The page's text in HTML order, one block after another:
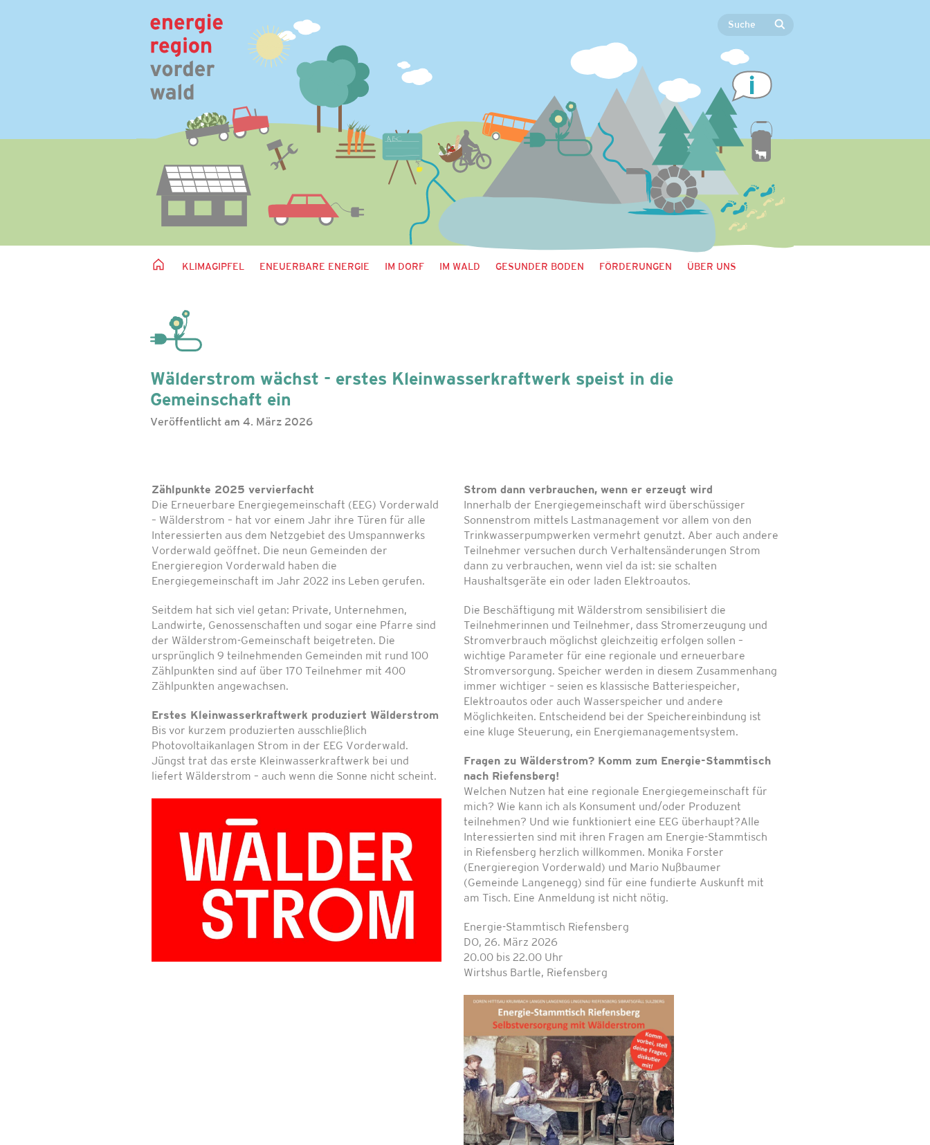
KLIMAGIPFEL ENEUERBARE ENERGIE IM DORF IM WALD GESUNDER BODEN FÖRDERUNGEN ÜBER UNS
Wälderstrom wächst - erstes Kleinwasserkraftwerk speist in die
Gemeinschaft ein
Veröffentlicht am 4. März 2026
Zählpunkte 2025 vervierfacht
Die Erneuerbare Energiegemeinschaft (EEG) Vorderwald
– Wälderstrom – hat vor einem Jahr ihre Türen für alle
Interessierten aus dem Netzgebiet des Umspannwerks
Vorderwald geöffnet. Die neun Gemeinden der
Energieregion Vorderwald haben die
Energiegemeinschaft im Jahr 2022 ins Leben gerufen.
Seitdem hat sich viel getan: Private, Unternehmen,
Landwirte, Genossenschaften und sogar eine Pfarre sind
der Wälderstrom-Gemeinschaft beigetreten. Die
ursprünglich 9 teilnehmenden Gemeinden mit rund 100
Zählpunkten sind auf über 170 Teilnehmer mit 400
Zählpunkten angewachsen.
Erstes Kleinwasserkraftwerk produziert Wälderstrom
Bis vor kurzem produzierten ausschließlich
Photovoltaikanlagen Strom in der EEG Vorderwald.
Jüngst trat das erste Kleinwasserkraftwerk bei und
liefert Wälderstrom – auch wenn die Sonne nicht scheint.
Strom dann verbrauchen, wenn er erzeugt wird
Innerhalb der Energiegemeinschaft wird überschüssiger
Sonnenstrom mittels Lastmanagement vor allem von den
Trinkwasserpumpwerken vermehrt genutzt. Aber auch andere
Teilnehmer versuchen durch Verhaltensänderungen Strom
dann zu verbrauchen, wenn viel da ist: sie schalten
Haushaltsgeräte ein oder laden Elektroautos.
Die Beschäftigung mit Wälderstrom sensibilisiert die
Teilnehmerinnen und Teilnehmer, dass Stromerzeugung und
Stromverbrauch möglichst gleichzeitig erfolgen sollen –
wichtige Parameter für eine regionale und erneuerbare
Stromversorgung. Speicher werden in diesem Zusammenhang
immer wichtiger – seien es klassische Batteriespeicher,
Elektroautos oder auch Wasserspeicher und andere
Möglichkeiten. Entscheidend bei der Speichereinbindung ist
eine kluge Steuerung, ein Energiemanagementsystem.
Fragen zu Wälderstrom? Komm zum Energie-Stammtisch
nach Riefensberg!
Welchen Nutzen hat eine regionale Energiegemeinschaft für
mich? Wie kann ich als Konsument und/oder Produzent
teilnehmen? Und wie funktioniert eine EEG überhaupt?Alle
Interessierten sind mit ihren Fragen am Energie-Stammtisch
in Riefensberg herzlich willkommen. Monika Forster
(Energieregion Vorderwald) und Mario Nußbaumer
(Gemeinde Langenegg) sind für eine fundierte Auskunft mit
am Tisch. Eine Anmeldung ist nicht nötig.
Energie-Stammtisch Riefensberg
DO, 26. März 2026
20.00 bis 22.00 Uhr
Wirtshus Bartle, Riefensberg